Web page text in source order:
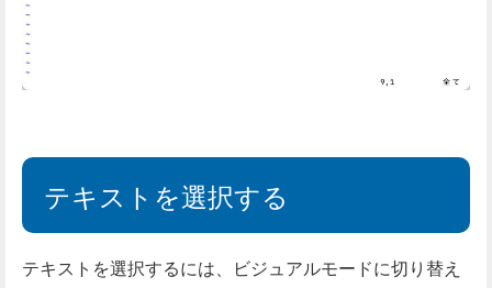
テキストを選択する
テキストを選択するには、ビジュアルモードに切り替え